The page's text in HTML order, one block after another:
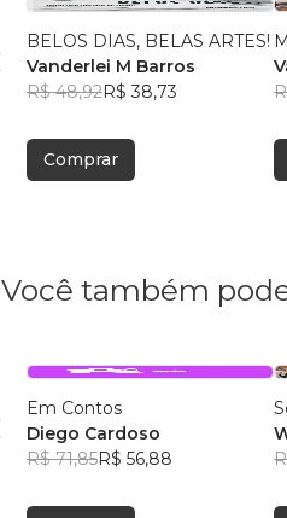
BELOS DIAS, BELAS ARTES!
Vanderlei M Barros
R$ 48,92R$ 38,73
Comprar
Você também
Em Contos
Diego Cardoso
R$ 71,85R$ 56,88